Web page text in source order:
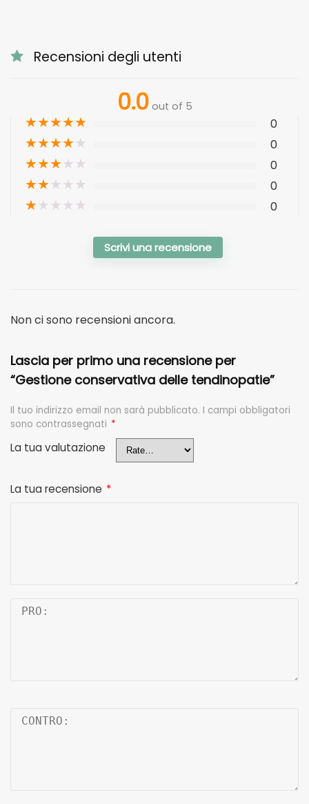
Recensioni degli utenti
0.0 out of 5
★★★★★ 0
★★★★★ 0
★★★★ ★ 0
★★★ ★ ★ 0
★★ ★ ★ ★ 0
Scrivi una recensione
Non ci sono recensioni ancora.
Lascia per primo una recensione per
“Gestione conservativa delle tendinopatie”
Il tuo indirizzo email non sarà pubblicato. I campi obbligatori
sono contrassegnati *
La tua valutazione
La tua recensione *